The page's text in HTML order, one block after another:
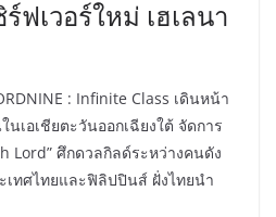
ฟเวอร์ใหม่ เฮเลนา
: Infinite Class เดินหน้า
เอเชียตะวันออกเฉียงใต้ จัดการ
Lord” ศึกดวลกิลด์ระหว่างคนดัง
เทศไทยและฟิลิปปินส์ ฝั่งไทยนำ